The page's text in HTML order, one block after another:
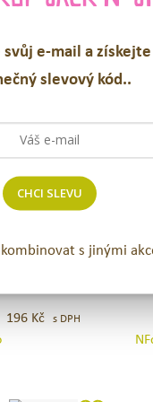
NFCo. -
196 Kč s DPH
2
–
e-mail a získejte
slevový kód..
CHCI SLEVU
s jinými